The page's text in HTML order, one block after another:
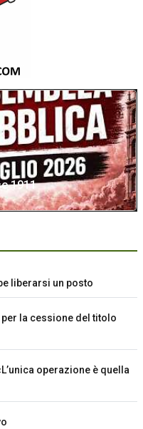
1911
liberarsi un posto
la cessione del titolo
operazione è quella